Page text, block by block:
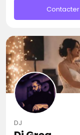
Contacter
DJ